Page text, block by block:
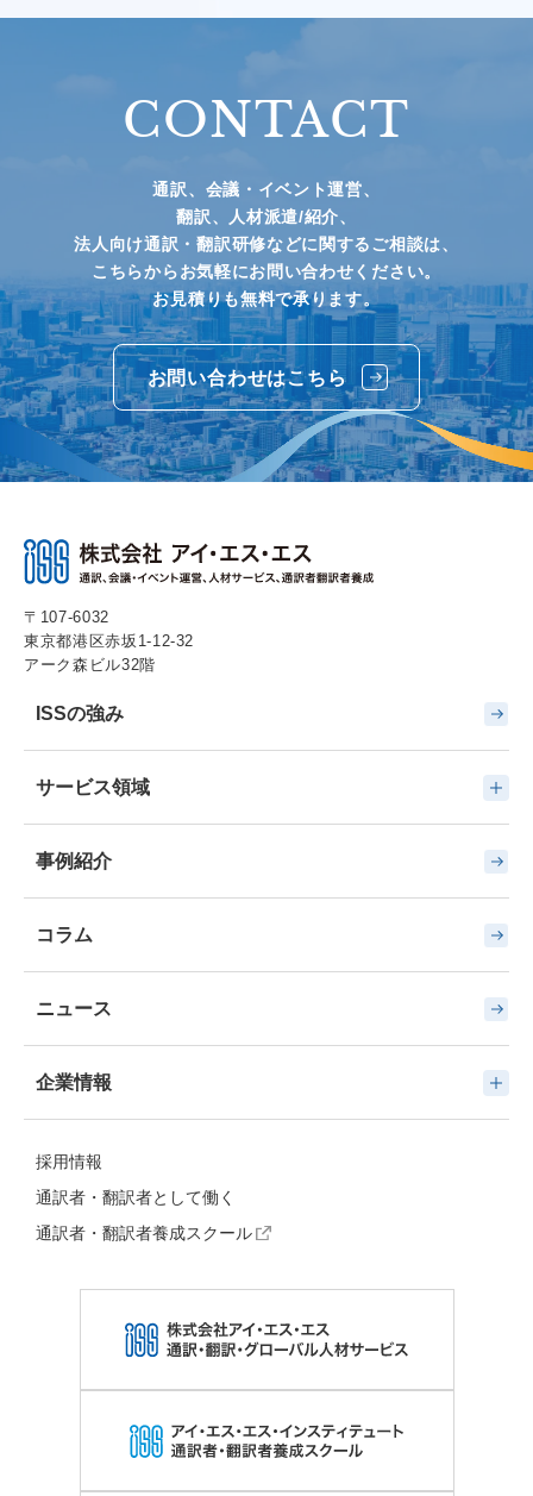
CONTACT
通訳、会議・イベント運営、
翻訳、人材派遣/紹介、
法人向け通訳・翻訳研修などに関するご相談は、
こちらからお気軽にお問い合わせください。
お見積りも無料で承ります。
お問い合わせはこちら
〒107-6032
東京都港区赤坂1-12-32
アーク森ビル32階
ISSの強み
サービス領域
事例紹介
コラム
ニュース
企業情報
採用情報
通訳者・翻訳者として働く
通訳者・翻訳者養成スクール